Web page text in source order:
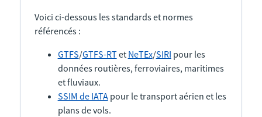
Voici ci-dessous les standards et normes
référencés :
GTFS/GTFS-RTet NeTEx/SIRI pour les
données routières, ferroviaires, maritimes
et fluviaux.
SSIM de IATApour le transport aérien et les
plans de vols.